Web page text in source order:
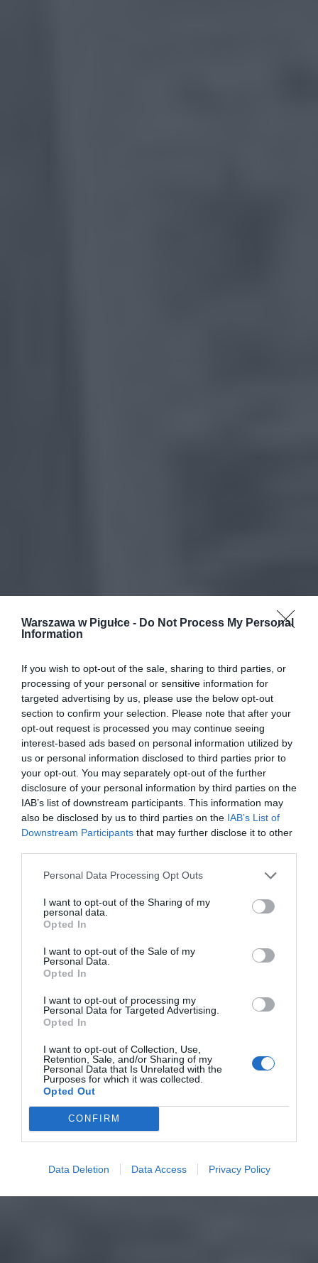
Warszawa w Pigułce - Do Not Process My Personal
Information
If you wish to opt-out of the sale, sharing to third parties, or
processing of your personal or sensitive information for
targeted advertising by us, please use the below opt-out
section to confirm your selection. Please note that after your
opt-out request is processed you may continue seeing
interest-based ads based on personal information utilized by
us or personal information disclosed to third parties prior to
your opt-out. You may separately opt-out of the further
disclosure of your personal information by third parties on the
IAB’s list of downstream participants. This information may
also be disclosed by us to third parties on the IAB’s List of
Downstream Participants that may further disclose it to other
Personal Data Processing Opt Outs
I want to opt-out of the Sharing of my
personal data.
Opted In
I want to opt-out of the Sale of my
Personal Data.
Opted In
I want to opt-out of processing my
Personal Data for Targeted Advertising.
Opted In
I want to opt-out of Collection, Use,
Retention, Sale, and/or Sharing of my
Personal Data that Is Unrelated with the
Purposes for which it was collected.
Opted Out
CONFIRM
Data Deletion Data Access Privacy Policy